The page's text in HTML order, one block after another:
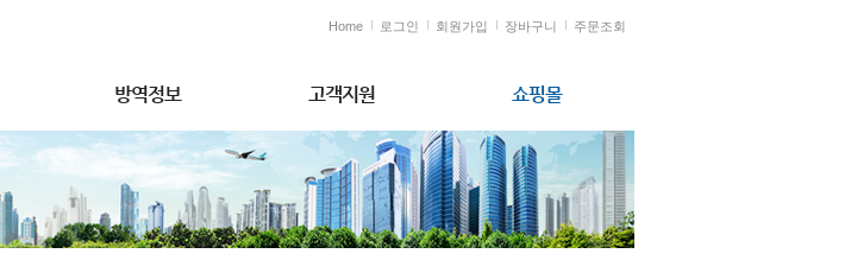
Home 로그인 회원가입 장바구니 주문조회
방역정보 고객지원 쇼핑몰